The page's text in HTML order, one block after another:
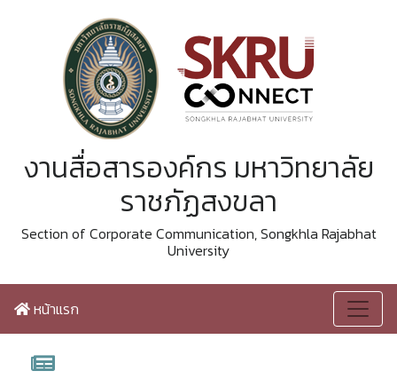
งานสื่อสารองค์กร มหาวิทยาลัย
ราชภัฏสงขลา
Section of Corporate Communication, Songkhla Rajabhat
University
หน้าแรก